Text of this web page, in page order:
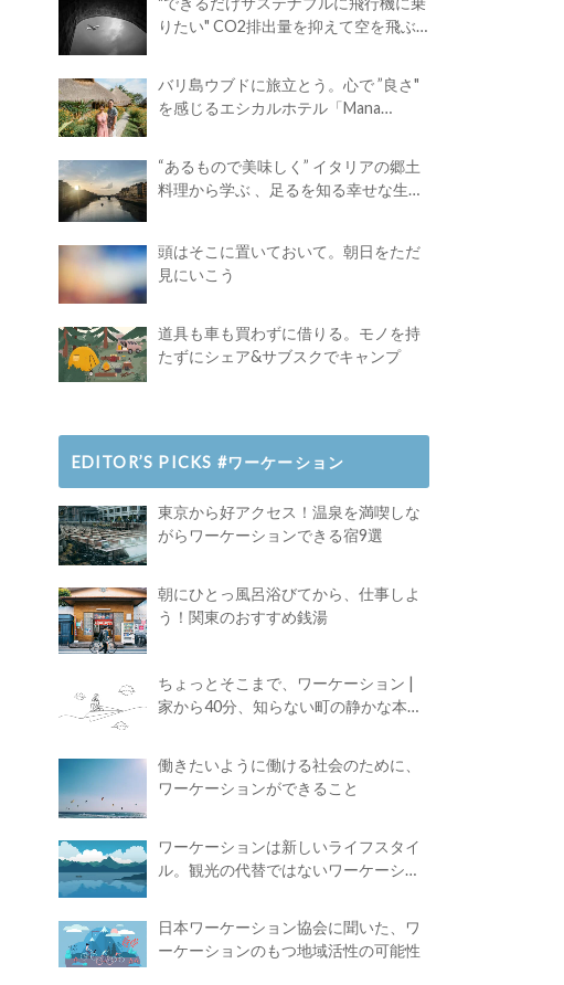
りたい" CO2排出量を抑えて空を飛ぶ
バリ島ウブドに旅立とう。心で ”良さ"
を感じるエシカルホテル「Mana
“あるもので美味しく” イタリアの郷土
料理から学ぶ 、足るを知る幸せな生き
頭はそこに置いておいて。朝日をただ
見にいこう
道具も車も買わずに借りる。モノを持
たずにシェア&サブスクでキャンプ
EDITOR’S PICKS #ワーケーション
東京から好アクセス！温泉を満喫しな
がらワーケーションできる宿9選
朝にひとっ風呂浴びてから、仕事しよ
う！関東のおすすめ銭湯
ちょっとそこまで、ワーケーション |
家から40分、知らない町の静かな本屋
働きたいように働ける社会のために、
ワーケーションができること
ワーケーションは新しいライフスタイ
ル。観光の代替ではないワーケーショ
日本ワーケーション協会に聞いた、ワ
ーケーションのもつ地域活性の可能性